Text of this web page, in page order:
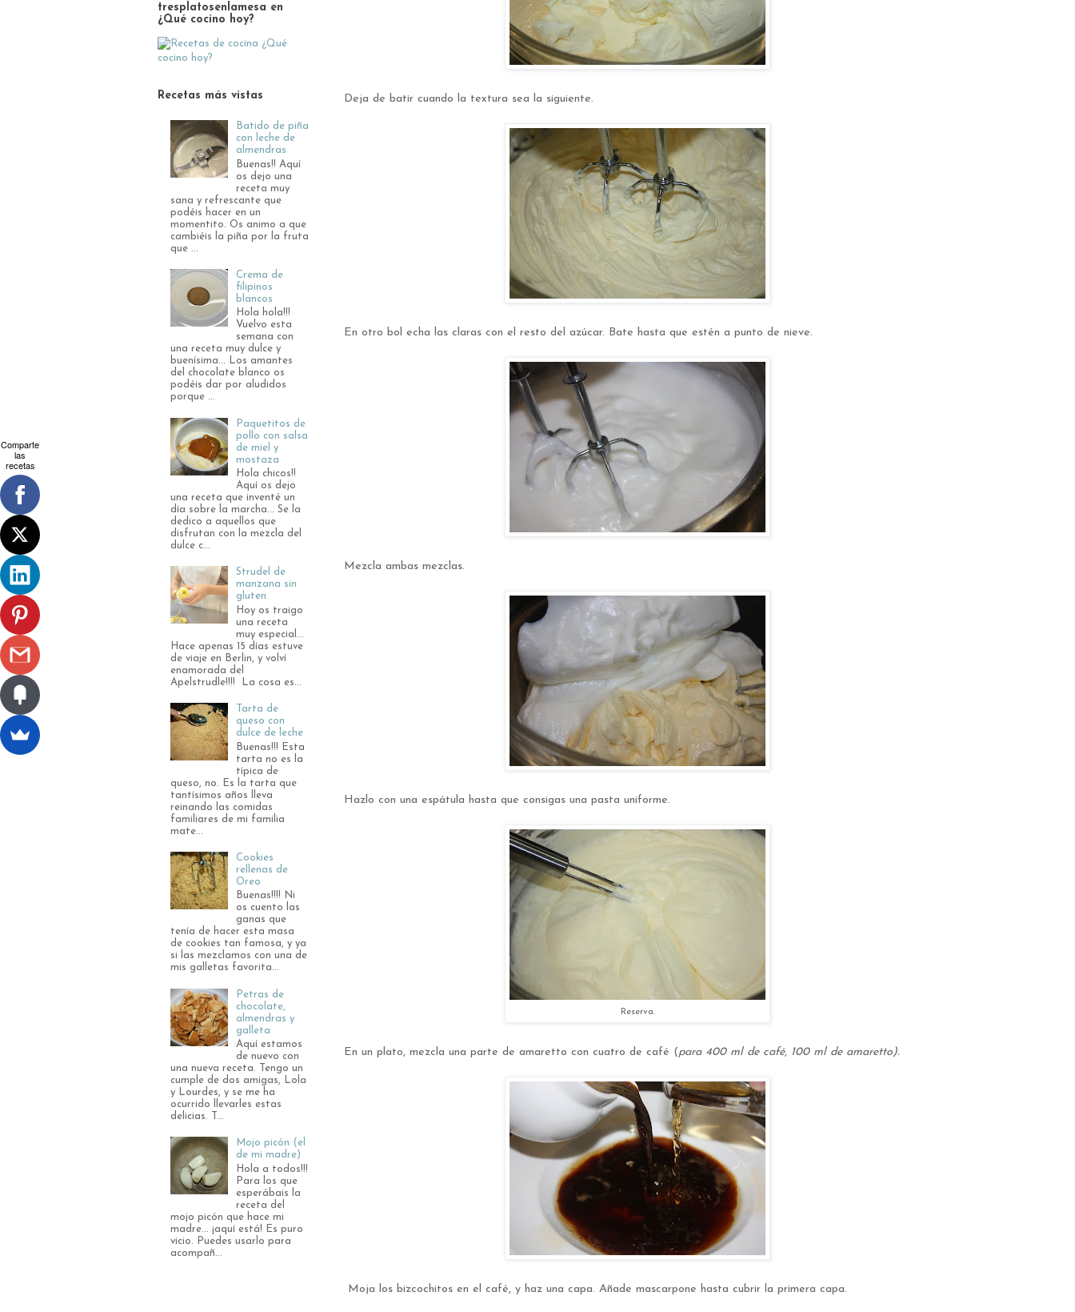
Deja de batir cuando la textura sea la siguiente.
En otro bol echa las claras con el resto del azúcar. Bate hasta que estén a punto de nieve.
Mezcla ambas mezclas.
Hazlo con una espátula hasta que consigas una pasta uniforme.
Reserva.
En un plato, mezcla una parte de amaretto con cuatro de café (para 400 ml de café, 100 ml de amaretto).
Moja los bizcochitos en el café, y haz una capa. Añade mascarpone hasta cubrir la primera capa.
tresplatosenlamesa en
¿Qué cocino hoy?
Recetas más vistas
Batido de piña
con leche de
almendras
Buenas!! Aquí
os dejo una
receta muy
sana y refrescante que
podéis hacer en un
momentito. Os animo a que
cambiéis la piña por la fruta
que ...
Crema de
filipinos
blancos
Hola hola!!!
Vuelvo esta
semana con
una receta muy dulce y
buenísima... Los amantes
del chocolate blanco os
podéis dar por aludidos
porque ...
Paquetitos de
pollo con salsa
de miel y
mostaza
Hola chicos!!
Aquí os dejo
una receta que inventé un
día sobre la marcha... Se la
dedico a aquellos que
disfrutan con la mezcla del
dulce c...
Strudel de
manzana sin
gluten
Hoy os traigo
una receta
muy especial...
Hace apenas 15 días estuve
de viaje en Berlin, y volví
enamorada del
Apelstrudle!!!! La cosa es...
Tarta de
queso con
dulce de leche
Buenas!!! Esta
tarta no es la
típica de
queso, no. Es la tarta que
tantísimos años lleva
reinando las comidas
familiares de mi familia
mate...
Cookies
rellenas de
Oreo
Buenas!!!! Ni
os cuento las
ganas que
tenía de hacer esta masa
de cookies tan famosa, y ya
si las mezclamos con una de
mis galletas favorita...
Petras de
chocolate,
almendras y
galleta
Aquí estamos
de nuevo con
una nueva receta. Tengo un
cumple de dos amigas, Lola
y Lourdes, y se me ha
ocurrido llevarles estas
delicias. T...
Mojo picón (el
de mi madre)
Hola a todos!!!
Para los que
esperábais la
receta del
mojo picón que hace mi
madre... ¡aquí está! Es puro
vicio. Puedes usarlo para
acompañ...
Comparte
las
recetas